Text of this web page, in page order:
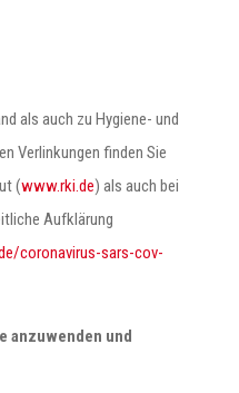
als auch zu Hygiene- und
Verlinkungen finden Sie
(www.rki.de) als auch bei
Aufklärung
coronavirus-sars-cov-
anzuwenden und